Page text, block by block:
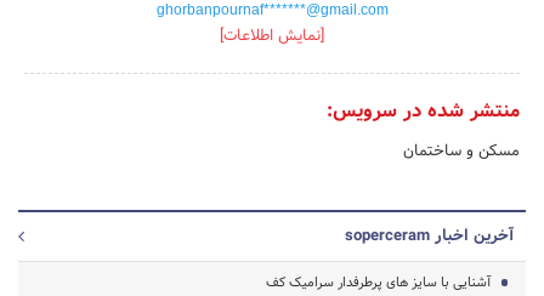
ghorbanpournaf*******@gmail.com
[نمایش اطلاعات]
منتشر شده در سرویس:
مسکن و ساختمان
آخرین اخبار soperceram
آشنایی با سایز های پرطرفدار سرامیک کف